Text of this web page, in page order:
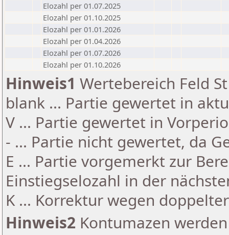
Elozahl per 01.07.2025
Elozahl per 01.10.2025
Elozahl per 01.01.2026
Elozahl per 01.04.2026
Elozahl per 01.07.2026
Elozahl per 01.10.2026
Hinweis1 Wertebereich Feld
blank ... Partie gewertet in
V ... Partie gewertet in
- ... Partie nicht gewertet, da
E ... Partie vorgemerkt zur
Einstiegselozahl in der
K ... Korrektur wegen
Hinweis2 Kontumazen